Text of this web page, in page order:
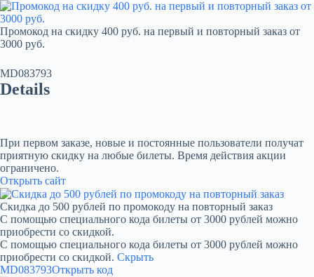
Промокод на скидку 400 руб. на первый и повторный заказ от
3000 руб.
MD083793
Details
При первом заказе, новые и постоянные пользователи получат
приятную скидку на любые билеты. Время действия акции
ограничено.
Открыть сайт
Скидка до 500 рублей по промокоду на повторный заказ
С помощью специального кода билеты от 3000 рублей можно
приобрести со скидкой.
С помощью специального кода билеты от 3000 рублей можно
приобрести со скидкой. Скрыть
MD083793Открыть код